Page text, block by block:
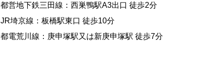
都営地下鉄三田線：西巣鴨駅A3出口 徒歩2分
JR埼京線：板橋駅東口 徒歩10分
都電荒川線：庚申塚駅又は新庚申塚駅 徒歩7分